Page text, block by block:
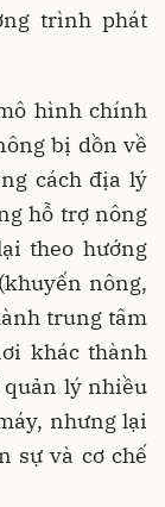
trình phát
hình chính
bị dồn về
cách địa lý
hỗ trợ nông
theo hướng
nông,
trung tâm
khác thành
lý nhiều
nhưng lại
sự và cơ chế